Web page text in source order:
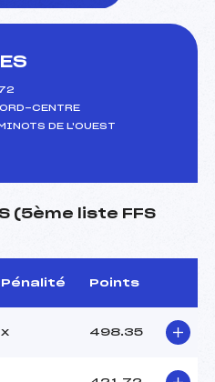
CENTRE
DE L'OUEST
(5ème liste FFS
Pénalité Points
x 498.35